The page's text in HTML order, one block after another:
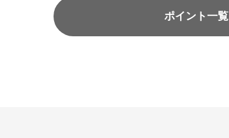
ポイント一覧